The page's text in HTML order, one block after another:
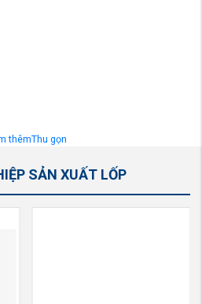
thêmThu gọn
SẢN XUẤT LỐP